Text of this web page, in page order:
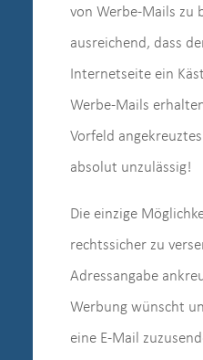
von Werbe-Mails zu
ausreichend, dass
Internetseite ein
Werbe-Mails
Vorfeld
absolut unzulässig!
Die einzige
rechtssicher zu
Adressangabe
Werbung wünscht
eine E-Mail